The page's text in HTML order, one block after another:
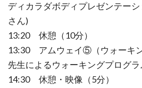
ディカラダボディプレゼンテー
さん)
13:20 休憩（10分）
13:30 アムウェイ⑤（ウォーキ
先生によるウォーキングプログラ
14:30 休憩・映像（5分）